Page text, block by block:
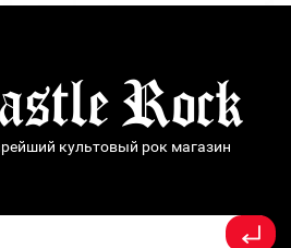
культовый рок магазин